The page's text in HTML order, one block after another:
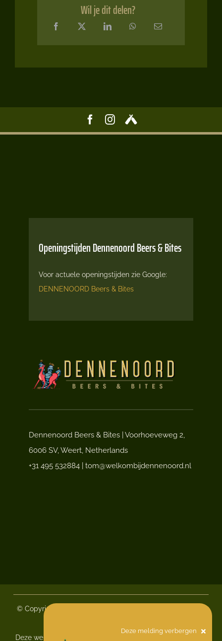
Wil je dit delen?
Openingstijden Dennenoord Beers & Bites
Voor actuele openingstijden zie Google:
DENNENOORD Beers & Bites
Dennenoord Beers & Bites | Voorhoeveweg 2,
6006 SV, Weert, Netherlands
+31 495 532884 | tom@welkombijdennenoord.nl
© Copyright 2020 - 2026 |
Deze website is met veel
Deze melding verbergen